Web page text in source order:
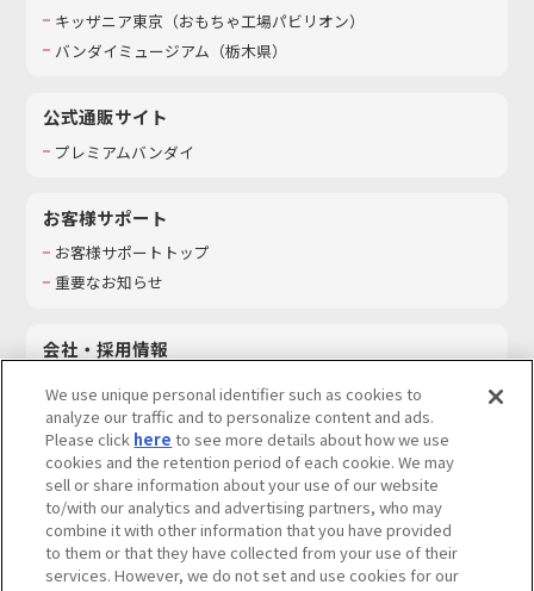
キッザニア東京（おもちゃ工場パビリオン）​
バンダイミュージアム（栃木県）
公式通販サイト
プレミアムバンダイ
お客様サポート
お客様サポートトップ
重要なお知らせ
会社・採用情報
採用情報
サステナビリティ
お問い合わせ
ウェブサイトご利用条件 ソーシャルメディアポリシー
We use unique personal identifier such as cookies to
analyze our traffic and to personalize content and ads.
Please click here to see more details about how we use
cookies and the retention period of each cookie. We may
sell or share information about your use of our website
to/with our analytics and advertising partners, who may
combine it with other information that you have provided
to them or that they have collected from your use of their
services. However, we do not set and use cookies for our